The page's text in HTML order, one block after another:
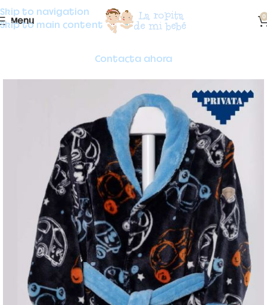
Skip to navigation
Skip to main content
Menu 0
Contacta ahora